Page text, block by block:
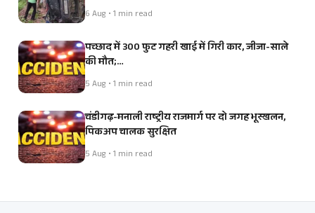
6 Aug • 1 min read
पच्छाद में 300 फुट गहरी खाई में गिरी कार, जीजा-साले
की मौत;…
5 Aug • 1 min read
चंडीगढ़-मनाली राष्ट्रीय राजमार्ग पर दो जगह भूस्खलन,
पिकअप चालक सुरक्षित
5 Aug • 1 min read